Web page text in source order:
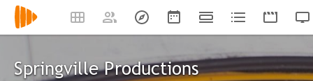
Springville Productions